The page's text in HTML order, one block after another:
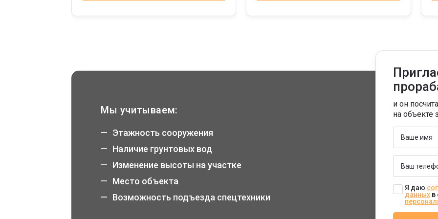
Мы учитываем:
Этажность сооружения
Наличие грунтовых вод
Изменение высоты на участке
Место объекта
Возможность подъезда спецтехники
и он
на объекте
Я даю
данных в